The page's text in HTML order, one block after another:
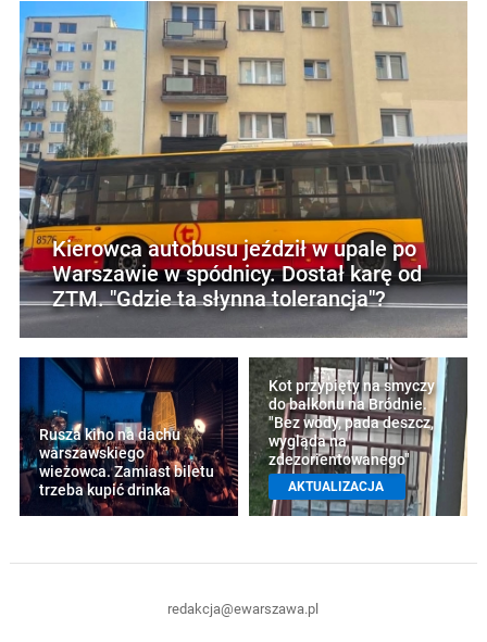
Kierowca autobusu jeździł w upale po
Warszawie w spódnicy. Dostał karę od
ZTM. "Gdzie ta słynna tolerancja"?
Rusza kino na dachu
warszawskiego
wieżowca. Zamiast biletu
trzeba kupić drinka
Kot przypięty na smyczy
do balkonu na Bródnie.
"Bez wody, pada deszcz,
wygląda na
zdezorientowanego"
AKTUALIZACJA
redakcja@ewarszawa.pl